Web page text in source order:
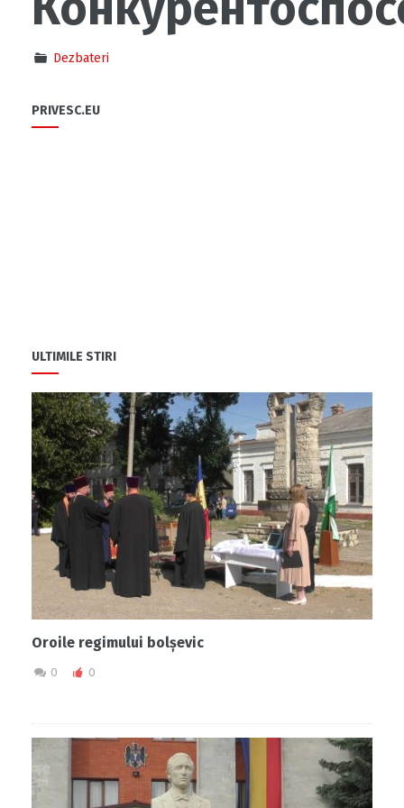
Dezbateri
PRIVESC.EU
ULTIMILE STIRI
Oroile regimului bolșevic
0 0